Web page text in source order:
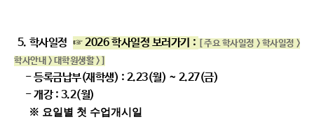
5. 학사일정 ☞ 2026 학사일정 보러가기 :
[ 주요 학사일정 > 학사일정 >
학사안내 > 대학원생활 > ]
- 등록금납부(재학생) : 2.23(월) ~ 2.27(금)
- 개강 : 3.2(월)
※ 요일별 첫 수업개시일